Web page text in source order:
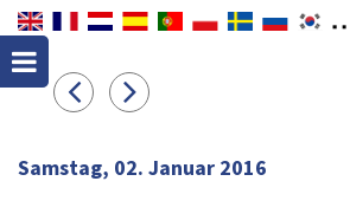
Samstag, 02. Januar 2016